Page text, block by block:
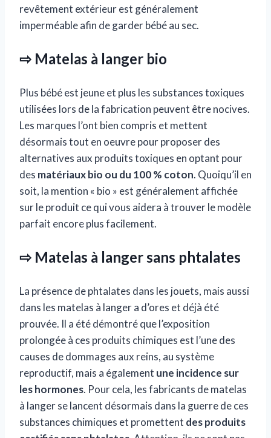
revêtement extérieur est généralement
imperméable afin de garder bébé au sec.
⇨ Matelas à langer bio
Plus bébé est jeune et plus les substances toxiques
utilisées lors de la fabrication peuvent être nocives.
Les marques l’ont bien compris et mettent
désormais tout en oeuvre pour proposer des
alternatives aux produits toxiques en optant pour
des matériaux bio ou du 100 % coton. Quoiqu’il en
soit, la mention « bio » est généralement affichée
sur le produit ce qui vous aidera à trouver le modèle
parfait encore plus facilement.
⇨ Matelas à langer sans phtalates
La présence de phtalates dans les jouets, mais aussi
dans les matelas à langer a d’ores et déjà été
prouvée. Il a été démontré que l’exposition
prolongée à ces produits chimiques est l’une des
causes de dommages aux reins, au système
reproductif, mais a également une incidence sur
les hormones. Pour cela, les fabricants de matelas
à langer se lancent désormais dans la guerre de ces
substances chimiques et promettent des produits